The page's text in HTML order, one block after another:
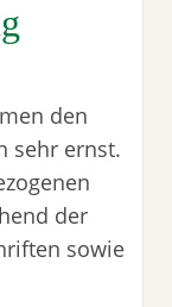
den
sehr ernst.
der
sowie